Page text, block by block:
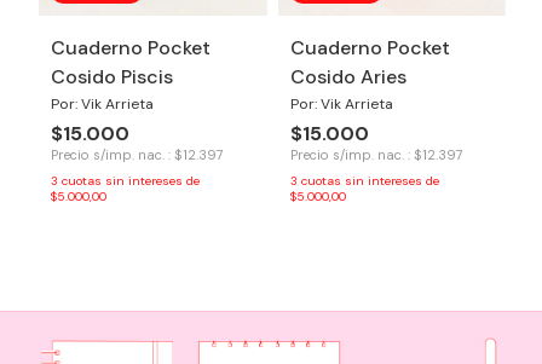
Cuaderno Pocket
Cosido Piscis
Por: Vik Arrieta
$15.000
Precio s/imp. nac. : $12.397
3 cuotas sin intereses de
$5.000,00
Cuaderno Pocket
Cosido Aries
Por: Vik Arrieta
$15.000
Precio s/imp. nac. : $12.397
3 cuotas sin intereses de
$5.000,00